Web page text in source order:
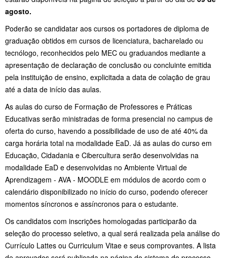
agosto.
Poderão se candidatar aos cursos os portadores de diploma de
graduação obtidos em cursos de licenciatura, bacharelado ou
tecnólogo, reconhecidos pelo MEC ou graduandos mediante a
apresentação de declaração de conclusão ou concluinte emitida
pela instituição de ensino, explicitada a data de colação de grau
até a data de início das aulas.
As aulas do curso de Formação de Professores e Práticas
Educativas serão ministradas de forma presencial no campus de
oferta do curso, havendo a possibilidade de uso de até 40% da
carga horária total na modalidade EaD. Já as aulas do curso em
Educação, Cidadania e Cibercultura serão desenvolvidas na
modalidade EaD e desenvolvidas no Ambiente Virtual de
Aprendizagem - AVA - MOODLE em módulos de acordo com o
calendário disponibilizado no início do curso, podendo oferecer
momentos síncronos e assíncronos para o estudante.
Os candidatos com inscrições homologadas participarão da
seleção do processo seletivo, a qual será realizada pela análise do
Currículo Lattes ou Curriculum Vitae e seus comprovantes. A lista